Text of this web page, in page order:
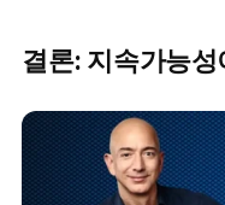
결론: 지속가능